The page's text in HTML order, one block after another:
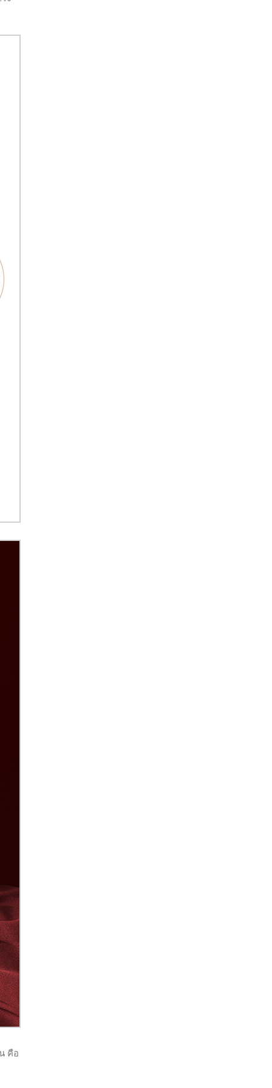
คือ